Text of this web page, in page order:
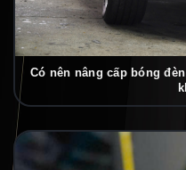
Có nên nâng cấp bóng